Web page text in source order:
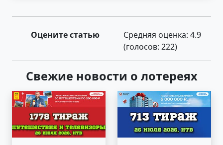
Оцените статью Средняя оценка: 4.9
(голосов: 222)
Свежие новости о лотереях